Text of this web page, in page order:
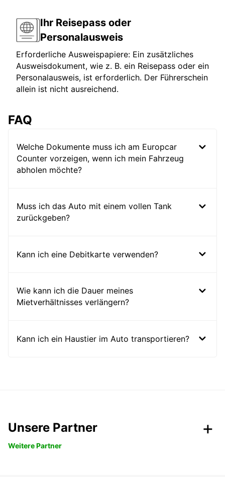
Ihr Reisepass oder
Personalausweis
Erforderliche Ausweispapiere: Ein zusätzliches
Ausweisdokument, wie z. B. ein Reisepass oder ein
Personalausweis, ist erforderlich. Der Führerschein
allein ist nicht ausreichend.
FAQ
Welche Dokumente muss ich am Europcar
Counter vorzeigen, wenn ich mein Fahrzeug
abholen möchte?
Muss ich das Auto mit einem vollen Tank
zurückgeben?
Kann ich eine Debitkarte verwenden?
Wie kann ich die Dauer meines
Mietverhältnisses verlängern?
Kann ich ein Haustier im Auto transportieren?
Unsere Partner
Weitere Partner